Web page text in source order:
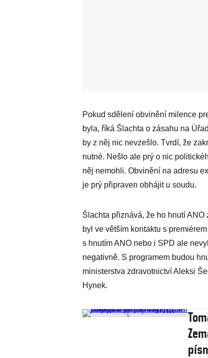
Pokud sdělení obvinění milence
byla, říká Šlachta o zásahu na
by z něj nic nevzešlo. Tvrdí, že
nutné. Nešlo ale prý o nic
něj nemohli. Obvinění na adresu
je prý připraven obhájit u soudu.
Šlachta přiznává, že ho hnutí
byl ve větším kontaktu s
s hnutím ANO nebo i SPD ale
negativně. S programem budou
ministerstva zdravotnictví Aleksi
Hynek.